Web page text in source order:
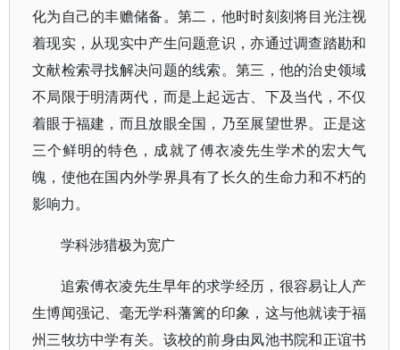
化为自己的丰赡储备。第二，他时时刻刻将目光注视
着现实，从现实中产生问题意识，亦通过调查踏勘和
文献检索寻找解决问题的线索。第三，他的治史领域
不局限于明清两代，而是上起远古、下及当代，不仅
着眼于福建，而且放眼全国，乃至展望世界。正是这
三个鲜明的特色，成就了傅衣凌先生学术的宏大气
魄，使他在国内外学界具有了长久的生命力和不朽的
影响力。
学科涉猎极为宽广
追索傅衣凌先生早年的求学经历，很容易让人产
生博闻强记、毫无学科藩篱的印象，这与他就读于福
州三牧坊中学有关。该校的前身由凤池书院和正谊书